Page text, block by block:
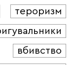
тероризм
вбивство